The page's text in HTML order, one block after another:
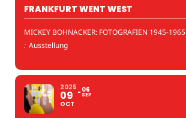
FRANKFURT WENT WEST
MICKEY BOHNACKER: FOTOGRAFIEN 1945-1965
: Ausstellung
2025
09
OCT
06
SEP